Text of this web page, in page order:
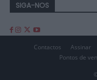
SIGA-NOS
Contactos Assinar
Pontos de